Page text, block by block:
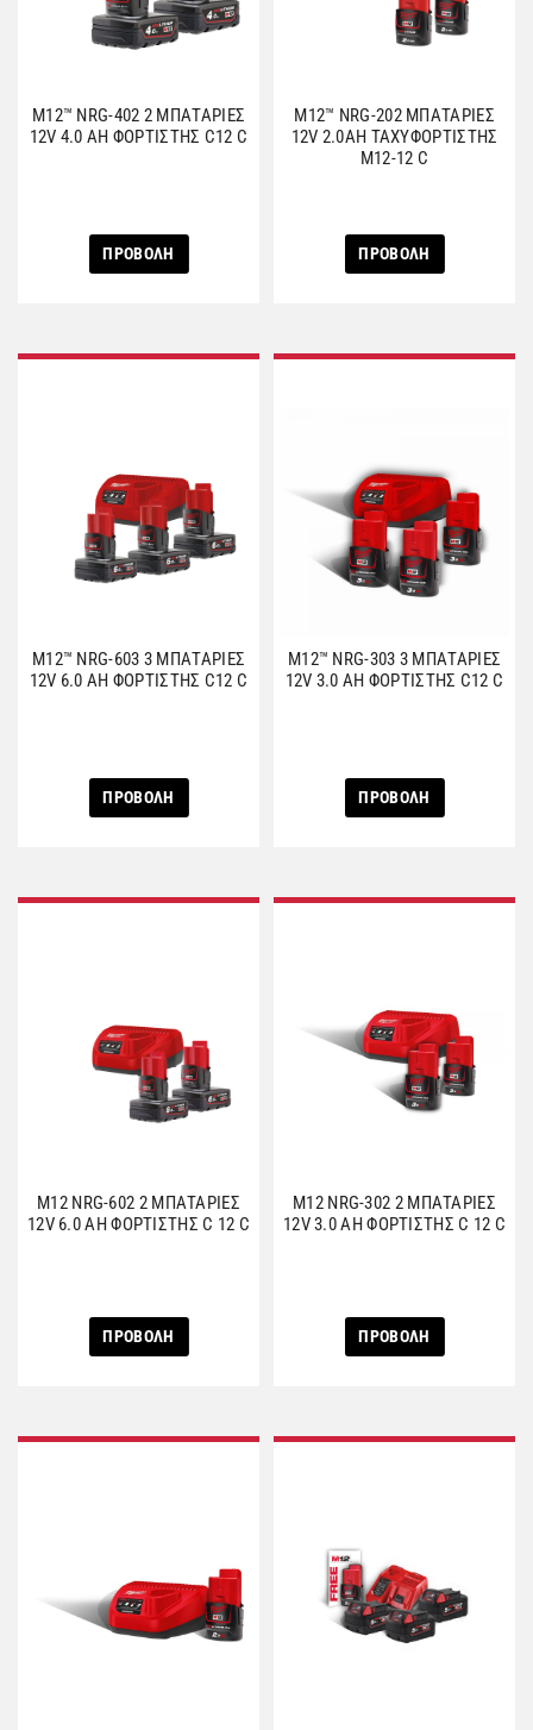
M12™ NRG-402 2 ΜΠΑΤΑΡΙΕΣ
12V 4.0 AH ΦΟΡΤΙΣΤΗΣ C12 C
ΠΡΟΒΟΛΗ
M12™ NRG-202 ΜΠΑΤΑΡΙΕΣ
12V 2.0AH ΤΑΧΥΦΟΡΤΙΣΤΗΣ
M12-12 C
ΠΡΟΒΟΛΗ
M12™ NRG-603 3 ΜΠΑΤΑΡΙΕΣ
12V 6.0 AH ΦΟΡΤΙΣΤΗΣ C12 C
ΠΡΟΒΟΛΗ
M12™ NRG-303 3 ΜΠΑΤΑΡΙΕΣ
12V 3.0 AH ΦΟΡΤΙΣΤΗΣ C12 C
ΠΡΟΒΟΛΗ
M12 NRG-602 2 ΜΠΑΤΑΡΙΕΣ
12V 6.0 AH ΦΟΡΤΙΣΤΗΣ C 12 C
ΠΡΟΒΟΛΗ
M12 NRG-302 2 ΜΠΑΤΑΡΙΕΣ
12V 3.0 AH ΦΟΡΤΙΣΤΗΣ C 12 C
ΠΡΟΒΟΛΗ